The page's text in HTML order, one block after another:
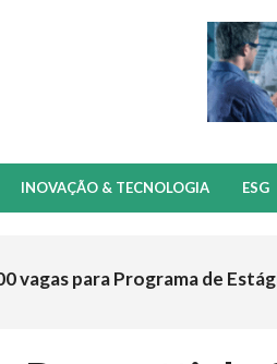
INOVAÇÃO & TECNOLOGIA ESG
vagas para Programa de